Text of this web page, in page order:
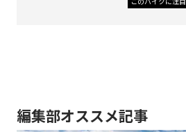
編集部オススメ記事